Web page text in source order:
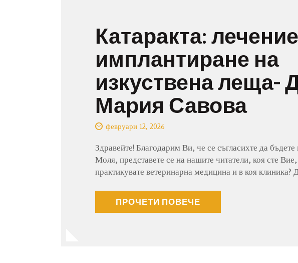
Катаракта:
имплантиране на
изкуствена леща-
Мария Савова
февруари 12, 2026
Здравейте! Благодарим Ви, че се съгласихте да
Моля, представете се на нашите читатели, коя сте
практикувате ветеринарна медицина и в коя клиника?
ПРОЧЕТИ ПОВЕЧЕ